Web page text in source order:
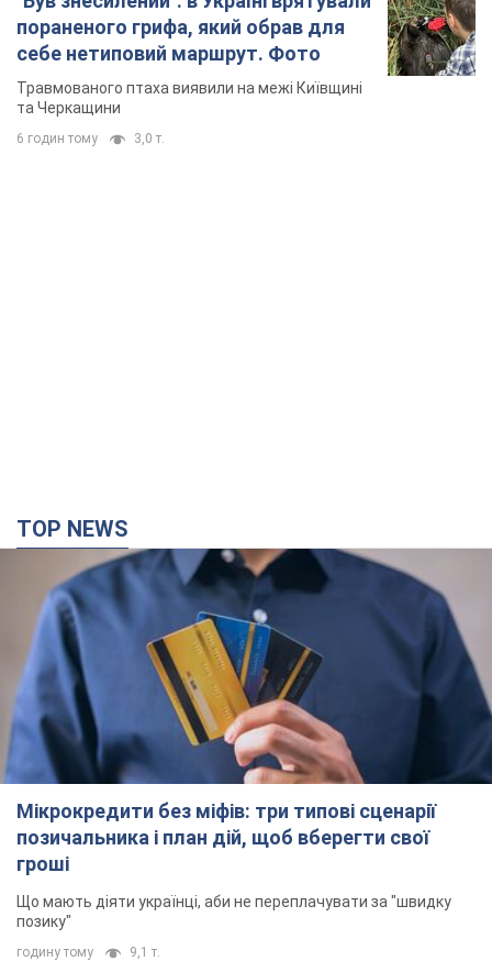
Мікрокредити без міфів: три типові сценарії
позичальника і план дій, щоб вберегти свої
гроші
Що мають діяти українці, аби не переплачувати за "швидку
позику"
годину тому 9,1 т.
Херсон повністю лишився без світла, у Львові
аварійні відключення: ситуація в енергосистемі
6 серпня
33 хвилини тому